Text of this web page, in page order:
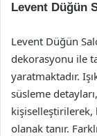
Levent Düğün
Levent Düğün
dekorasyonu ile
yaratmaktadır.
süsleme
kişiselleştirilerek,
olanak tanır.